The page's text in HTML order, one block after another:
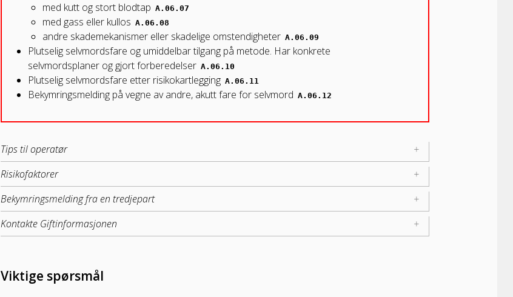
med kutt og stort blodtap A.06.07
med gass eller kullos A.06.08
andre skademekanismer eller skadelige omstendigheter A.06.09
Plutselig selvmordsfare og umiddelbar tilgang på metode. Har konkrete
selvmordsplaner og gjort forberedelser A.06.10
Plutselig selvmordsfare etter risikokartlegging A.06.11
Bekymringsmelding på vegne av andre, akutt fare for selvmord A.06.12
Tips til operatør
Risikofaktorer
Bekymringsmelding fra en tredjepart
Kontakte Giftinformasjonen
Viktige spørsmål